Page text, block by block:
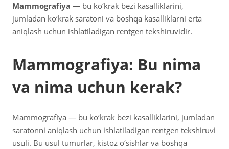
Mammografiya — bu ko‘krak bezi kasalliklarini,
jumladan ko‘krak saratoni va boshqa kasalliklarni erta
aniqlash uchun ishlatiladigan rentgen tekshiruvidir.
Mammografiya: Bu nima
va nima uchun kerak?
Mammografiya — bu ko‘krak bezi kasalliklarini, jumladan
saratonni aniqlash uchun ishlatiladigan rentgen tekshiruvi
usuli. Bu usul tumurlar, kistoz o‘sishlar va boshqa